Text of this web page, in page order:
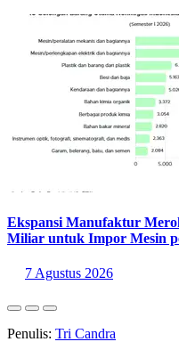
Ekspansi Manufaktur
Miliar untuk Impor Mesin
7 Agustus 2026
Penulis: Tri Candra